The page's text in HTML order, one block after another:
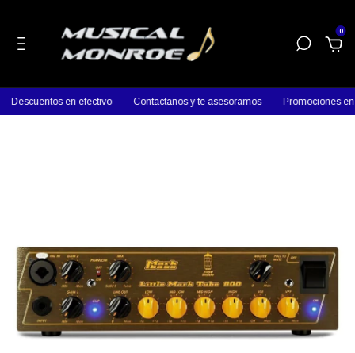
0
Descuentos en efectivo Contactanos y te asesoramos Promociones en